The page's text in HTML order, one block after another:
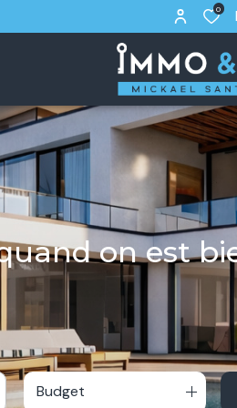
0
on est
Budget